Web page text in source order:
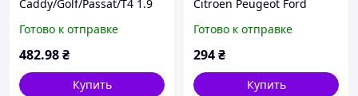
Caddy/Golf/Passat/T4 1.9
6PK1043
Готово к отправке
482.98₴
Купить
Citroen Peugeot Ford
Готово к отправке
294₴
Купить